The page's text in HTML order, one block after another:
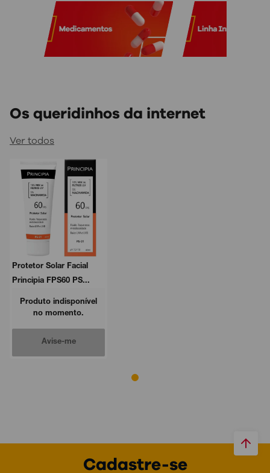
Os queridinhos da internet
Ver todos
Protetor Solar Facial
Principia FPS60 PS...
Produto indisponível
no momento.
Avise-me
Cadastre-se